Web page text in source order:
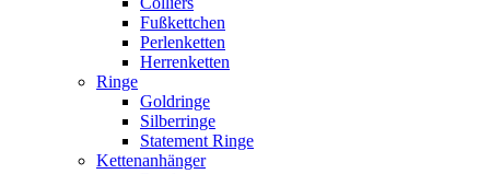
Fußkettchen
Perlenketten
Herrenketten
Ringe
Goldringe
Silberringe
Statement Ringe
Kettenanhänger